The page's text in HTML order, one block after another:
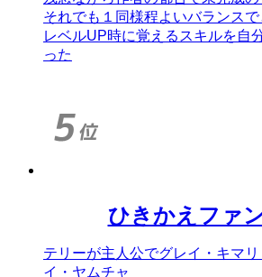
それでも１同様程よいバランス
レベルUP時に覚えるスキルを自
った
ひきかえファ
テリーが主人公でグレイ・キマ
イ・ヤムチャ